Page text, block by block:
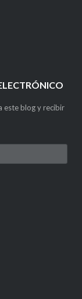
este blog y recibir